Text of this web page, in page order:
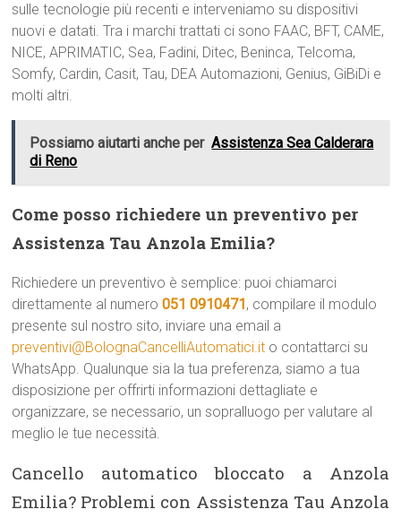
sulle tecnologie più recenti e interveniamo su dispositivi
nuovi e datati. Tra i marchi trattati ci sono FAAC, BFT, CAME,
NICE, APRIMATIC, Sea, Fadini, Ditec, Beninca, Telcoma,
Somfy, Cardin, Casit, Tau, DEA Automazioni, Genius, GiBiDi e
molti altri.
Possiamo aiutarti anche per Assistenza Sea Calderara
di Reno
Come posso richiedere un preventivo per
Assistenza Tau Anzola Emilia?
Richiedere un preventivo è semplice: puoi chiamarci
direttamente al numero051 0910471, compilare il modulo
presente sul nostro sito, inviare una email a
preventivi@BolognaCancelliAutomatici.it o contattarci su
WhatsApp. Qualunque sia la tua preferenza, siamo a tua
disposizione per offrirti informazioni dettagliate e
organizzare, se necessario, un sopralluogo per valutare al
meglio le tue necessità.
Cancello automatico bloccato a Anzola
Emilia? Problemi con Assistenza Tau Anzola